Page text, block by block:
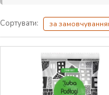
Сортувати: за